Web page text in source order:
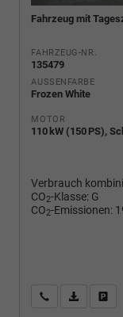
Fahrzeug mit
FAHRZEUG-NR.
135479
AUSSENFARBE
Frozen White
MOTOR
110 kW (150 PS),
Verbrauch
CO2-Klasse: G
CO2-Emissionen:
Wir rufen Sie an
PDF-